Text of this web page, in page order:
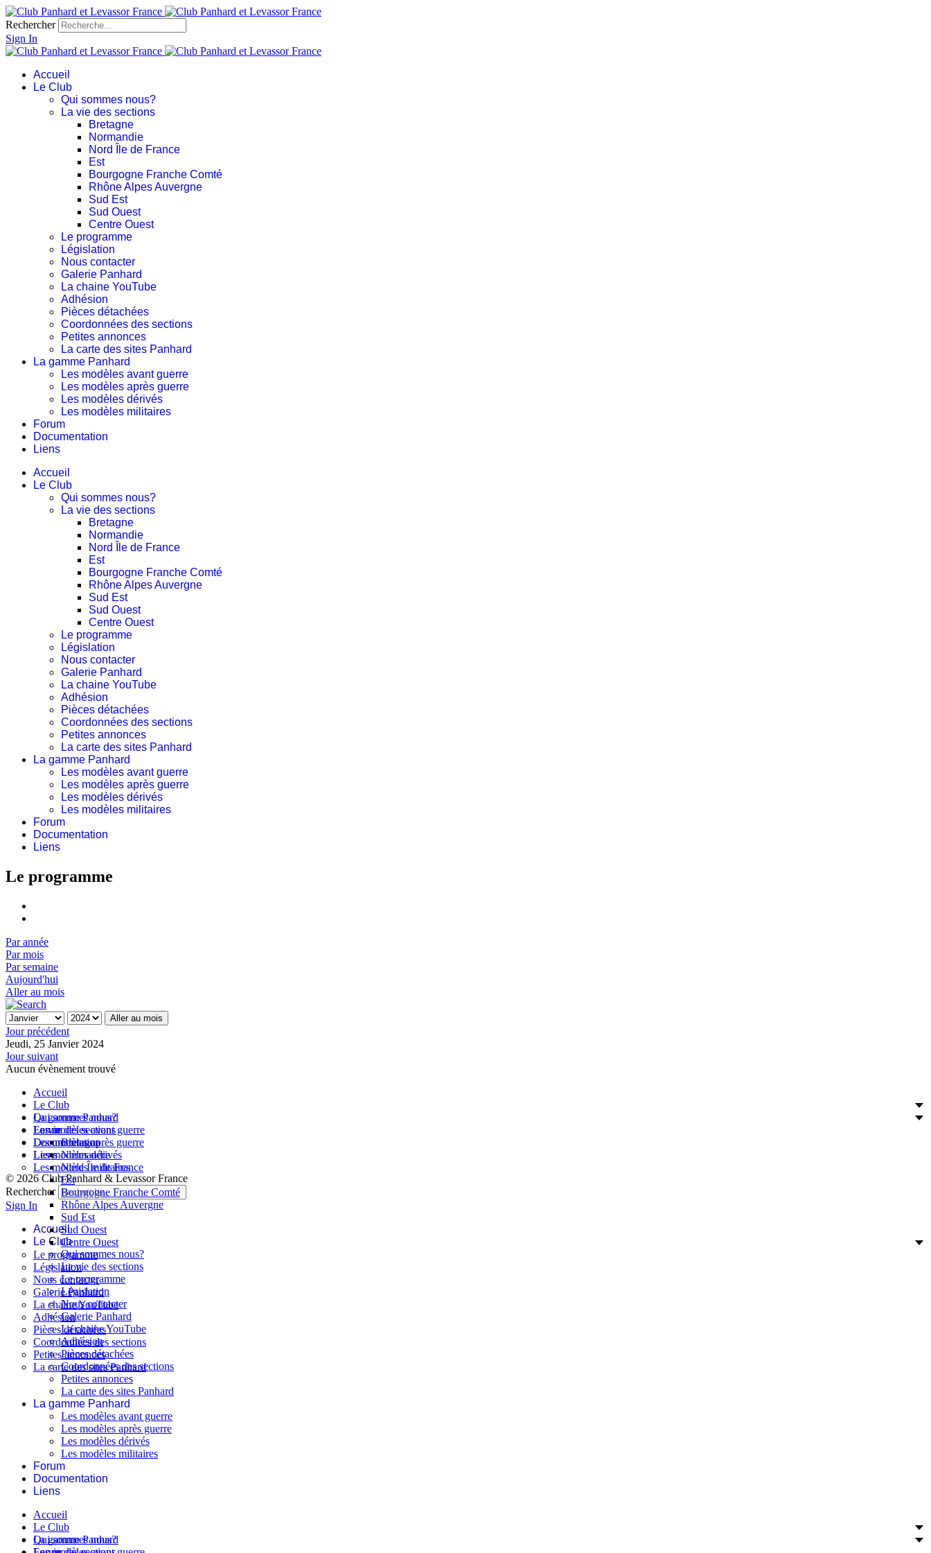
Rechercher
Sign In
Accueil
Le Club
Qui sommes nous?
La vie des sections
Bretagne
Normandie
Nord Île de France
Est
Bourgogne Franche Comté
Rhône Alpes Auvergne
Sud Est
Sud Ouest
Centre Ouest
Le programme
Législation
Nous contacter
Galerie Panhard
La chaine YouTube
Adhésion
Pièces détachées
Coordonnées des sections
Petites annonces
La carte des sites Panhard
La gamme Panhard
Les modèles avant guerre
Les modèles après guerre
Les modèles dérivés
Les modèles militaires
Forum
Documentation
Liens
Accueil
Le Club
Qui sommes nous?
La vie des sections
Bretagne
Normandie
Nord Île de France
Est
Bourgogne Franche Comté
Rhône Alpes Auvergne
Sud Est
Sud Ouest
Centre Ouest
Le programme
Législation
Nous contacter
Galerie Panhard
La chaine YouTube
Adhésion
Pièces détachées
Coordonnées des sections
Petites annonces
La carte des sites Panhard
La gamme Panhard
Les modèles avant guerre
Les modèles après guerre
Les modèles dérivés
Les modèles militaires
Forum
Documentation
Liens
Le programme
Par année
Par mois
Par semaine
Aujourd'hui
Aller au mois
Aller au mois
Jour précédent
Jeudi, 25 Janvier 2024
Jour suivant
Aucun évènement trouvé
Accueil
Le Club
Qui sommes nous?
La vie des sections
Bretagne
Normandie
Nord Île de France
Est
Bourgogne Franche Comté
Rhône Alpes Auvergne
Sud Est
Sud Ouest
Centre Ouest
Le programme
Législation
Nous contacter
Galerie Panhard
La chaine YouTube
Adhésion
Pièces détachées
Coordonnées des sections
Petites annonces
La carte des sites Panhard
La gamme Panhard
Les modèles avant guerre
Les modèles après guerre
Les modèles dérivés
Les modèles militaires
Forum
Documentation
Liens
© 2026 Club Panhard & Levassor France
Rechercher
Sign In
Accueil
Le Club
Qui sommes nous?
La vie des sections
Le programme
Législation
Nous contacter
Galerie Panhard
La chaine YouTube
Adhésion
Pièces détachées
Coordonnées des sections
Petites annonces
La carte des sites Panhard
La gamme Panhard
Les modèles avant guerre
Les modèles après guerre
Les modèles dérivés
Les modèles militaires
Forum
Documentation
Liens
Accueil
Le Club
Qui sommes nous?
La gamme Panhard